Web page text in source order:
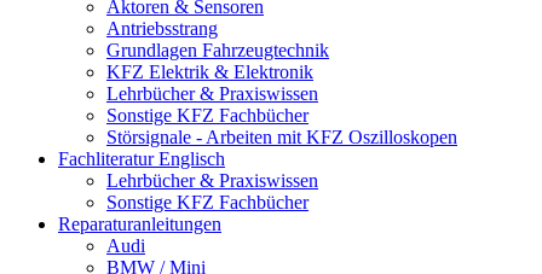
Aktoren & Sensoren
Antriebsstrang
Grundlagen Fahrzeugtechnik
KFZ Elektrik & Elektronik
Lehrbücher & Praxiswissen
Sonstige KFZ Fachbücher
Störsignale - Arbeiten mit KFZ Oszilloskopen
Fachliteratur Englisch
Lehrbücher & Praxiswissen
Sonstige KFZ Fachbücher
Reparaturanleitungen
Audi
BMW / Mini